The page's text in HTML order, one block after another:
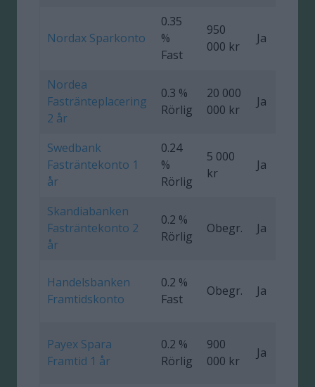
Nordax Sparkonto
0.35
%
Fast
950
000 kr
Ja
Nordea
Fastränteplacering
2 år
0.3 %
Rörlig
20 000
000 kr
Ja
Swedbank
Fasträntekonto 1
år
0.24
%
Rörlig
5 000
kr
Ja
Skandiabanken
Fasträntekonto 2
år
0.2 %
Rörlig
Obegr. Ja
Handelsbanken
Framtidskonto
0.2 %
Fast
Obegr. Ja
Payex Spara
Framtid 1 år
0.2 %
Rörlig
900
000 kr
Ja